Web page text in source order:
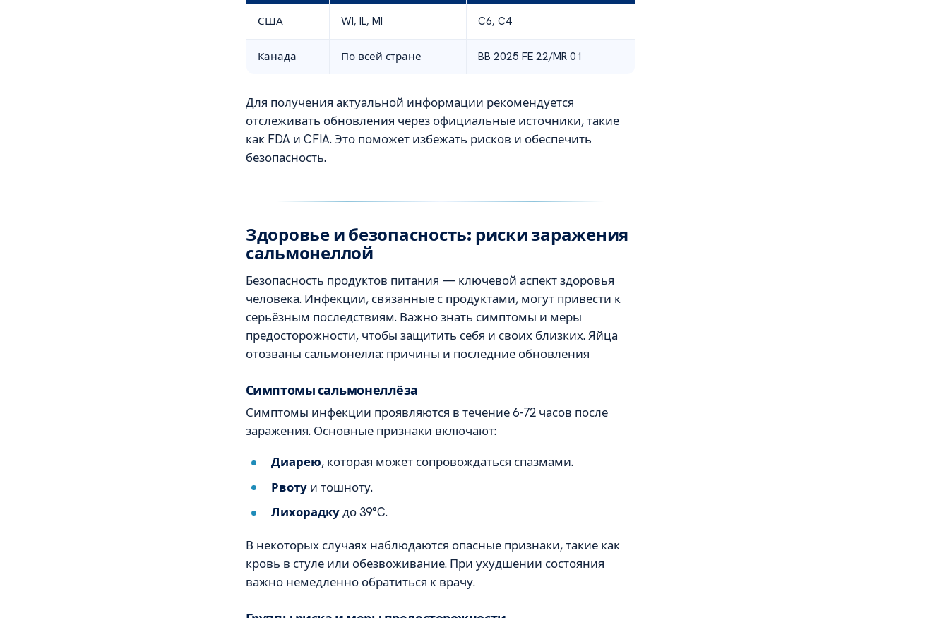
США WI, IL, MI C6, C4
Канада По всей стране BB 2025 FE 22/MR 01
Для получения актуальной информации рекомендуется
отслеживать обновления через официальные источники, такие
как FDA и CFIA. Это поможет избежать рисков и обеспечить
безопасность.
Здоровье и безопасность: риски заражения
сальмонеллой
Безопасность продуктов питания — ключевой аспект здоровья
человека. Инфекции, связанные с продуктами, могут привести к
серьёзным последствиям. Важно знать симптомы и меры
предосторожности, чтобы защитить себя и своих близких. Яйца
отозваны сальмонелла: причины и последние обновления
Симптомы сальмонеллёза
Симптомы инфекции проявляются в течение 6-72 часов после
заражения. Основные признаки включают:
Диарею, которая может сопровождаться спазмами.
Рвотуи тошноту.
Лихорадкудо 39°C.
В некоторых случаях наблюдаются опасные признаки, такие как
кровь в стуле или обезвоживание. При ухудшении состояния
важно немедленно обратиться к врачу.